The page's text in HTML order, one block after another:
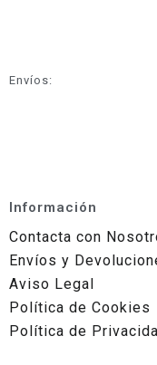
Envíos:
Información
Contacta con
Envíos y
Aviso Legal
Política de Cookies
Política de